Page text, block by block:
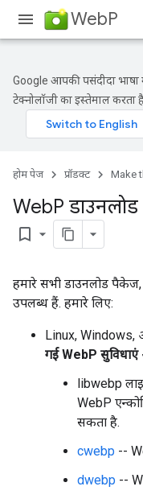
WebP
Google आपकी पसंदीदा
टेक्नोलॉजी का इस्तेमाल करता
होम पेज प्रॉडक्ट Make
WebP
bookmark_border
हमारे सभी डाउनलोड पैकेज,
उपलब्ध हैं. हमारे लिए:
Linux, Windows,
गई WebP सुविधाएं
libwebp
WebP
सकता है.
cwebp --
dwebp --